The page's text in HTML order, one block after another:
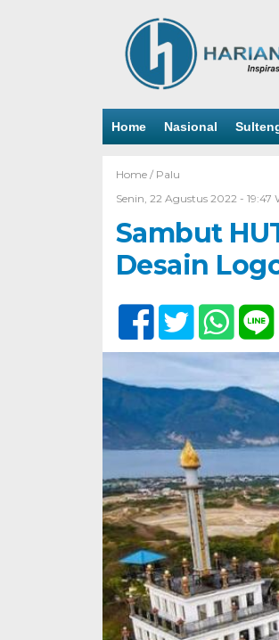
Home Nasional
Home / Palu
Senin, 22 Agustus 2022 - 19:47
Sambut
Desain